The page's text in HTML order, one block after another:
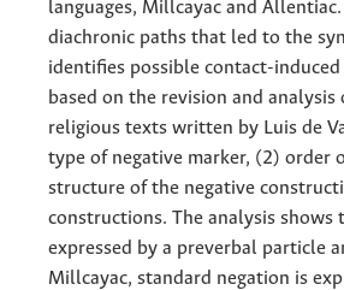
languages, Millcayac and
diachronic paths that led to the
identifies possible contact-
based on the revision and
religious texts written by Luis de
type of negative marker, (2) order
structure of the negative
constructions. The analysis
expressed by a preverbal particle
Millcayac, standard negation is